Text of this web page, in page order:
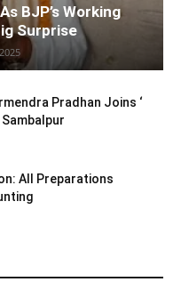
BJP’s Working
Surprise
Pradhan Joins ‘
Sambalpur
All Preparations